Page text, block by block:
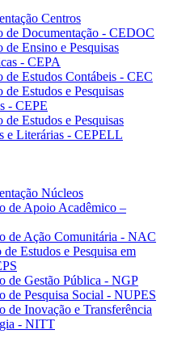
Centros
de Documentação - CEDOC
de Ensino e Pesquisas
- CEPA
de Estudos Contábeis - CEC
de Estudos e Pesquisas
- CEPE
de Estudos e Pesquisas
e Literárias - CEPELL
Núcleos
de Apoio Acadêmico –
de Ação Comunitária - NAC
Estudos e Pesquisa em
de Gestão Pública - NGP
de Pesquisa Social - NUPES
de Inovação e Transferência
- NITT